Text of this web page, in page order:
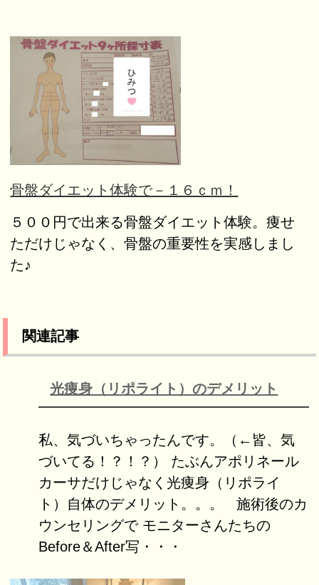
骨盤ダイエット体験で－１６ｃｍ！
５００円で出来る骨盤ダイエット体験。痩せ
ただけじゃなく、骨盤の重要性を実感しまし
た♪
関連記事
光痩身（リポライト）のデメリット
私、気づいちゃったんです。（←皆、気
づいてる！？！？） たぶんアポリネール
カーサだけじゃなく光痩身（リポライ
ト）自体のデメリット。。。 施術後のカ
ウンセリングで モニターさんたちの
Before＆After写・・・